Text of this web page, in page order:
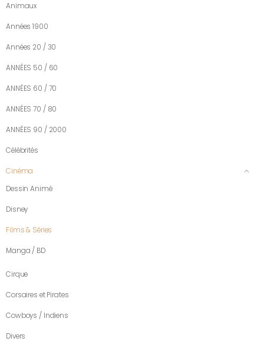
Animaux
Années 1900
Années 20 / 30
ANNÉES 50 / 60
ANNÉES 60 / 70
ANNÉES 70 / 80
ANNÉES 90 / 2000
Célébrités
Cinéma
Dessin Animé
Disney
Films & Séries
Manga / BD
Cirque
Corsaires et Pirates
Cowboys / Indiens
Divers